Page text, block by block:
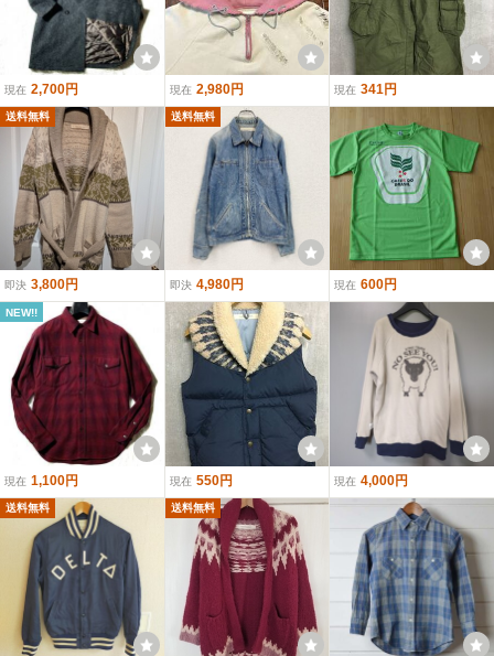
現在 2,700円 現在 2,980円 現在 341円
送料無料
即決 3,800円
送料無料
即決 4,980円 現在 600円
NEW!!
現在 1,100円 現在 550円 現在 4,000円
送料無料 送料無料